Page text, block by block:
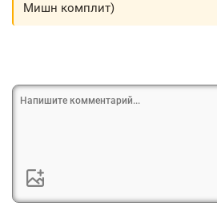
Мишн комплит)